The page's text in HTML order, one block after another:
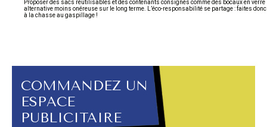
Proposer des sacs réutilisables et des contenants consignés comme des bocaux en verre
alternative moins onéreuse sur le long terme. L’éco-responsabilité se partage : faites
à la chasse au gaspillage !
COMMANDEZ UN
ESPACE
PUBLICITAIRE